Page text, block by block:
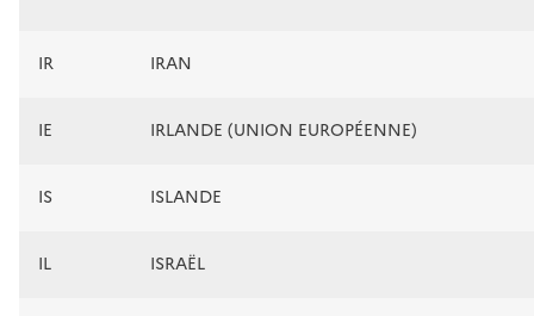
IR IRAN
IE IRLANDE (UNION EUROPÉENNE)
IS ISLANDE
IL ISRAËL